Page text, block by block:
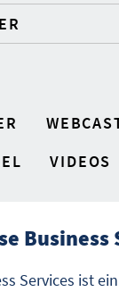
VIDEOS
Business
Services ist